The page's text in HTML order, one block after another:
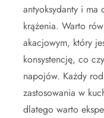
antyoksydanty i ma
krążenia. Warto
akacjowym, który
konsystencję, co
napojów. Każdy
zastosowania w
dlatego warto